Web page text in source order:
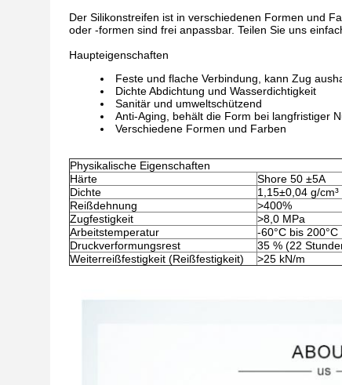
Der Silikonstreifen ist in verschiedenen Formen und
oder -formen sind frei anpassbar. Teilen Sie uns
Haupteigenschaften
Feste und flache Verbindung, kann Zug
Dichte Abdichtung und Wasserdichtigkeit
Sanitär und umweltschützend
Anti-Aging, behält die Form bei langfristiger
Verschiedene Formen und Farben
Physikalische Eigenschaften
Härte
Shore 50 ±5A
Dichte
1,15±0,04 g/cm³
Reißdehnung
>400%
Zugfestigkeit
>8,0 MPa
Arbeitstemperatur
-60°C bis 200°C
Druckverformungsrest
35 % (22
Weiterreißfestigkeit (Reißfestigkeit)
>25 kN/m